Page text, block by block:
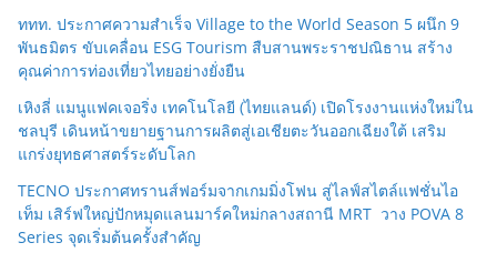
ททท. ประกาศความสำเร็จ Village to the World Season 5 ผนึก 9
พันธมิตร ขับเคลื่อน ESG Tourism สืบสานพระราชปณิธาน สร้าง
คุณค่าการท่องเที่ยวไทยอย่างยั่งยืน
เหิงลี่ แมนูแฟคเจอริ่ง เทคโนโลยี (ไทยแลนด์) เปิดโรงงานแห่งใหม่ใน
ชลบุรี เดินหน้าขยายฐานการผลิตสู่เอเชียตะวันออกเฉียงใต้ เสริม
แกร่งยุทธศาสตร์ระดับโลก
TECNO ประกาศทรานส์ฟอร์มจากเกมมิ่งโฟน สู่ไลฟ์สไตล์แฟชั่นไอ
เท็ม เสิร์ฟใหญ่ปักหมุดแลนมาร์คใหม่กลางสถานี MRT วาง POVA 8
Series จุดเริ่มต้นครั้งสำคัญ